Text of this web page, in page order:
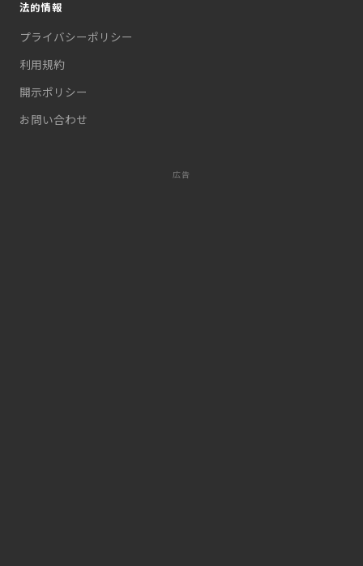
法的情報
プライバシーポリシー
利用規約
開示ポリシー
お問い合わせ
広告